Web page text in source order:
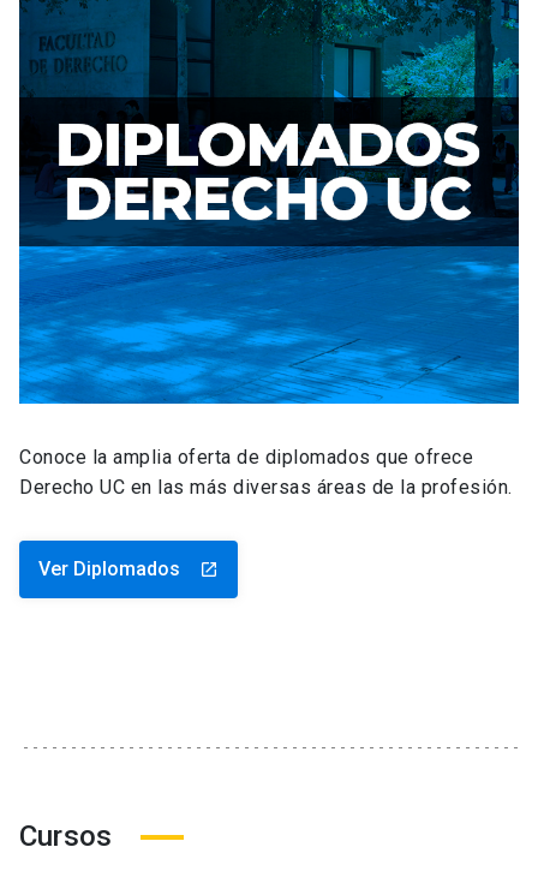
Conoce la amplia oferta de diplomados que ofrece
Derecho UC en las más diversas áreas de la profesión.
Ver Diplomados launch
Cursos